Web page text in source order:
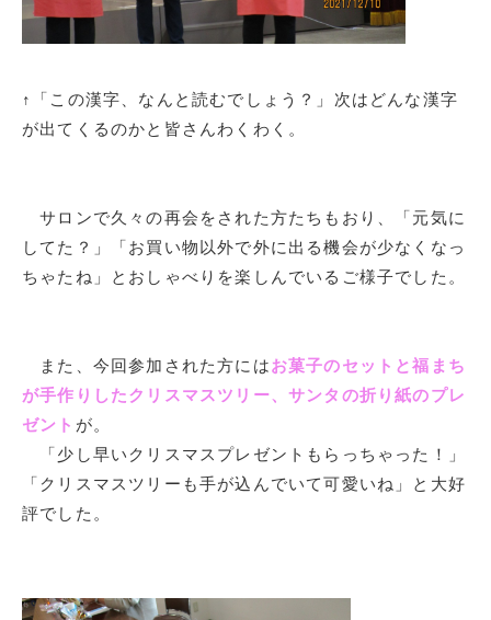
↑「この漢字、なんと読むでしょう？」次はどんな漢字
が出てくるのかと皆さんわくわく。
サロンで久々の再会をされた方たちもおり、「元気に
してた？」「お買い物以外で外に出る機会が少なくなっ
ちゃたね」とおしゃべりを楽しんでいるご様子でした。
また、今回参加された方にはお菓子のセットと福まち
が手作りしたクリスマスツリー、サンタの折り紙のプレ
ゼント が。
「少し早いクリスマスプレゼントもらっちゃった！」
「クリスマスツリーも手が込んでいて可愛いね」と大好
評でした。